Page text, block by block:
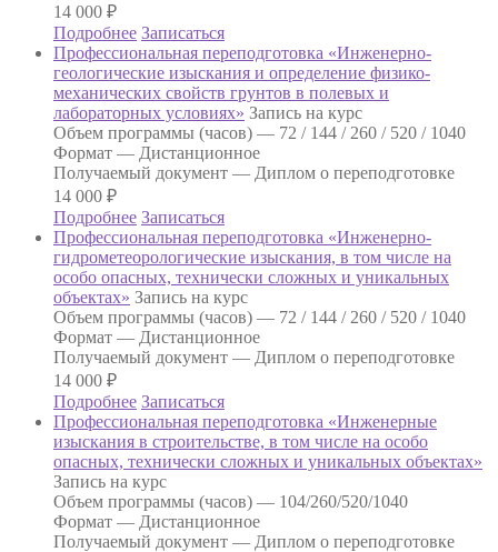
14 000 ₽
Подробнее Записаться
Профессиональная переподготовка «Инженерно-
геологические изыскания и определение физико-
механических свойств грунтов в полевых и
лабораторных условиях» Запись на курс
Объем программы (часов) — 72 / 144 / 260 / 520 / 1040
Формат — Дистанционное
Получаемый документ — Диплом о переподготовке
14 000 ₽
Подробнее Записаться
Профессиональная переподготовка «Инженерно-
гидрометеорологические изыскания, в том числе на
особо опасных, технически сложных и уникальных
объектах» Запись на курс
Объем программы (часов) — 72 / 144 / 260 / 520 / 1040
Формат — Дистанционное
Получаемый документ — Диплом о переподготовке
14 000 ₽
Подробнее Записаться
Профессиональная переподготовка «Инженерные
изыскания в строительстве, в том числе на особо
опасных, технически сложных и уникальных объектах»
Запись на курс
Объем программы (часов) — 104/260/520/1040
Формат — Дистанционное
Получаемый документ — Диплом о переподготовке